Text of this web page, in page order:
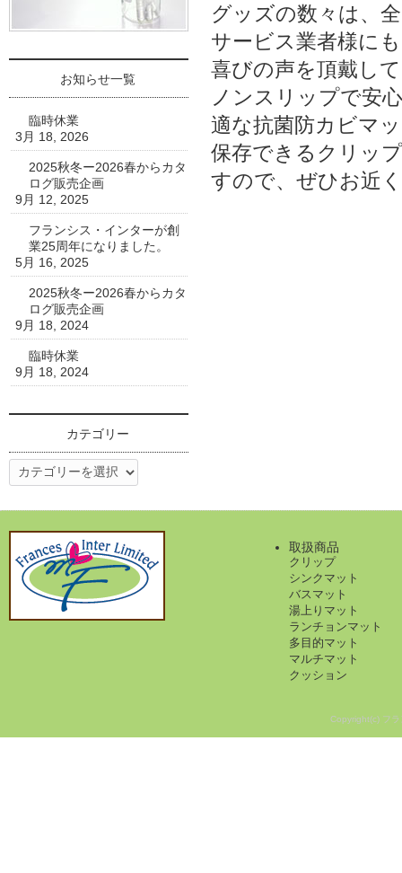
グッズの数々は、
サービス業者様に
喜びの声を頂戴し
ノンスリップで安
適な抗菌防カビマ
保存できるクリッ
すので、ぜひお近
お知らせ一覧
臨時休業
3月 18, 2026
2025秋冬ー2026春からカタ
ログ販売企画
9月 12, 2025
フランシス・インターが創
業25周年になりました。
5月 16, 2025
2025秋冬ー2026春からカタ
ログ販売企画
9月 18, 2024
臨時休業
9月 18, 2024
カテゴリー
カ
テ
リ
ー
取扱商品
クリップ
シンクマット
バスマット
湯上りマット
ランチョンマット
多目的マット
マルチマット
クッション
Copyright(c) フ